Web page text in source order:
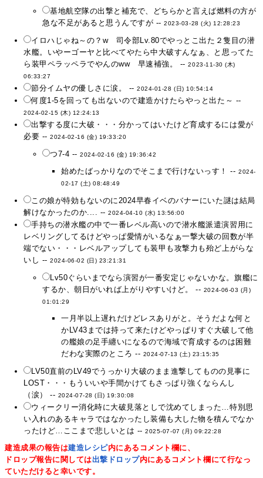
基地航空隊の出撃と補充で、どちらかと言えば燃料の方が
急な不足があると思うんですが --2023-03-28 (火) 12:28:23
イロハじゃね～の？w 司令部Lv.80でやっとこ出た２隻目の潜
水艦。いやーゴーヤと比べてやたら中大破すんなぁ、と思ってた
ら装甲ペラッペラでやんのww 早速補強。 --2023-11-30 (木)
06:33:27
節分イムヤの優しさに涙。 --2024-01-28 (日) 10:54:14
何度1-5を回っても出ないので建造かけたらやっと出た～ --
2024-02-15 (木) 12:24:13
出撃する度に大破・・・分かってはいたけど育成するには愛が
必要 --2024-02-16 (金) 19:33:20
つ7-4 --2024-02-16 (金) 19:36:42
始めたばっかりなのでそこまで行けないっす！ -- 2024-
02-17 (土) 08:48:49
この娘が特効もないのに2024早春イベのバナーにいた謎は結局
解けなかったのか.... --2024-04-10 (水) 13:56:00
手持ちの潜水艦の中で一番レベル高いので潜水艦派遣演習用に
レベリングしてるけどやっぱ愛情がいるなぁ一撃大破の回数が半
端でない・・・レベルアップしても装甲も攻撃力も殆ど上がらな
いし --2024-06-02 (日) 23:21:31
Lv50ぐらいまでなら演習が一番安定じゃないかな。旗艦に
するか、朝日がいれば上がりやすいけど。 -- 2024-06-03 (月)
01:01:29
一月半以上遅れだけどレスありがと。そうだよな何と
かLV43までは持って来たけどやっぱりすぐ大破して他
の艦娘の足手纏いになるので海域で育成するのは困難
だわな実際のところ -- 2024-07-13 (土) 23:15:35
LV50直前のLV49でうっかり大破のまま進撃してものの見事に
LOST・・・もういいや手間かけてもさっぱり強くならんし
（涙） -- 2024-07-28 (日) 19:30:08
ウィークリー消化時に大破見落としで沈めてしまった…特別思
い入れのあるキャラではなかったし装備も大した物を積んでなか
ったけど…ここまで悲しいとは --2025-07-07 (月) 09:22:28
建造成果の報告は建造レシピ内にあるコメント欄に、
ドロップ報告に関しては出撃ドロップ内にあるコメント欄にて行なっ
ていただけると幸いです。